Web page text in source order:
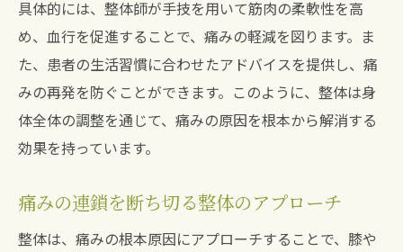
具体的には、整体師が手技を用いて筋肉の柔軟性を高
め、血行を促進することで、痛みの軽減を図ります。ま
た、患者の生活習慣に合わせたアドバイスを提供し、痛
みの再発を防ぐことができます。このように、整体は身
体全体の調整を通じて、痛みの原因を根本から解消する
効果を持っています。
痛みの連鎖を断ち切る整体のアプローチ
整体は、痛みの根本原因にアプローチすることで、膝や